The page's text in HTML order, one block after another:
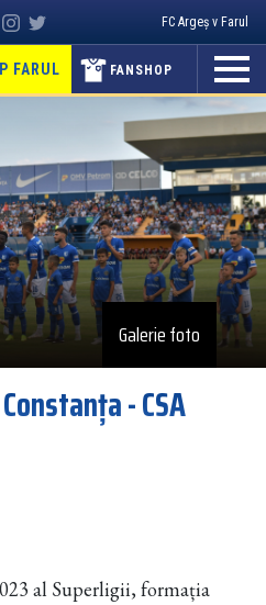
FC Argeș v Farul
FARUL FANSHOP
Galerie foto
- CSA
al Superligii, formația